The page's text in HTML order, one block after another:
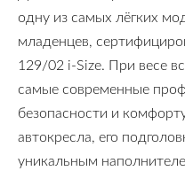
одну из самых лёгких
младенцев,
129/02 i-Size. При весе
самые современные
безопасности и
автокресла, его
уникальным